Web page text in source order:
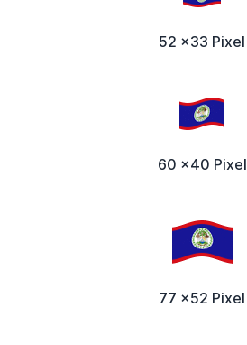
52 x33 Pixel
60 x40 Pixel
77 x52 Pixel